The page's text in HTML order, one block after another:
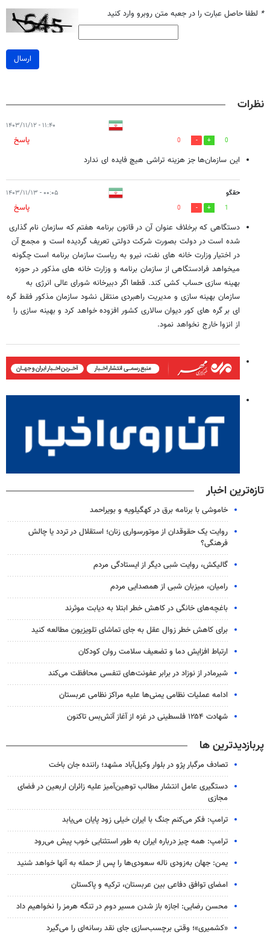
* لطفا حاصل عبارت را در جعبه متن روبرو وارد کنید
ارسال
نظرات
۱۱:۴۰ - ۱۴۰۳/۱۱/۱۲
0
0
پاسخ
این سازمان‌ها جز هزینه تراشی هیچ فایده ای ندارد
حقگو ۰۰:۰۵ - ۱۴۰۳/۱۱/۱۳
1
0
پاسخ
دستگاهی که برخلاف عنوان آن در قانون برنامه هفتم که سازمان نام گذاری
شده است در دولت بصورت شرکت دولتی تعریف گردیده است و مجمع آن
در اختیار وزارت خانه های نفت، نیرو به ریاست سازمان برنامه است چگونه
میخواهد فرادستگاهی از سازمان برنامه و وزارت خانه های مذکور در حوزه
بهینه سازی حساب کشی کند. قطعا اگر دبیرخانه شورای عالی انرژی به
سازمان بهینه سازی و مدیریت راهبردی منتقل نشود سازمان مذکور فقط گره
ای بر گره های کور دیوان سالاری کشور افزوده خواهد کرد و بهینه سازی را
از انزوا خارج نخواهد نمود.
تازه‌ترین اخبار
خاموشی با برنامه برق در کهگیلویه و بویراحمد
روایت یک حقوقدان از موتورسواری زنان؛ استقلال در تردد یا چالش
فرهنگی؟
گالیکش، روایت شبی دیگر از ایستادگی مردم
رامیان، میزبان شبی از همصدایی مردم
باغچه‌های خانگی در کاهش خطر ابتلا به دیابت موثرند
برای کاهش خطر زوال عقل به جای تماشای تلویزیون مطالعه کنید
ارتباط افزایش دما و تضعیف سلامت روان کودکان
شیرمادر از نوزاد در برابر عفونت‌های تنفسی محافظت می‌کند
ادامه عملیات نظامی یمنی‌ها علیه مراکز نظامی عربستان
شهادت ۱۲۵۴ فلسطینی در غزه از آغاز آتش‌بس تاکنون
پربازدیدترین ها
تصادف مرگبار پژو در بلوار وکیل‌آباد مشهد؛ راننده جان باخت
دستگیری عامل انتشار مطالب توهین‌آمیز علیه زائران اربعین در فضای
مجازی
ترامپ: فکر می‌کنم جنگ با ایران خیلی زود پایان می‌یابد
ترامپ: همه چیز درباره ایران به طور استثنایی خوب پیش می‌رود
یمن: جهان به‌زودی ناله سعودی‌ها را پس از حمله به آنها خواهد شنید
امضای توافق دفاعی بین عربستان، ترکیه و پاکستان
محسن رضایی: اجازه باز شدن مسیر دوم در تنگه هرمز را نخواهیم داد
«کشمیری»؛ وقتی برچسب‌سازی جای نقد رسانه‌ای را می‌گیرد